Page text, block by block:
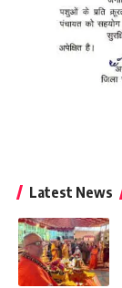
Latest News